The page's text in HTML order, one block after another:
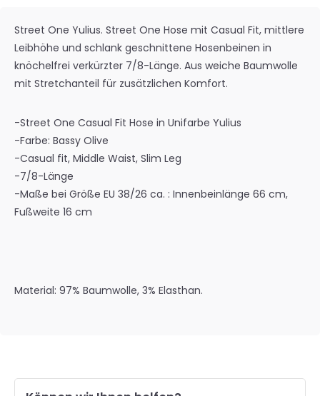
Street One Yulius. Street One Hose mit Casual Fit, mittlere
Leibhöhe und schlank geschnittene Hosenbeinen in
knöchelfrei verkürzter 7/8-Länge. Aus weiche Baumwolle
mit Stretchanteil für zusätzlichen Komfort.
-Street One Casual Fit Hose in Unifarbe Yulius
-Farbe: Bassy Olive
-Casual fit, Middle Waist, Slim Leg
-7/8-Länge
-Maße bei Größe EU 38/26 ca. : Innenbeinlänge 66 cm,
Fußweite 16 cm
Material: 97% Baumwolle, 3% Elasthan.